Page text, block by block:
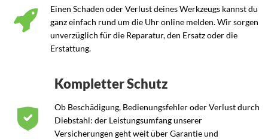
Einen Schaden oder Verlust deines Werkzeugs kannst du
ganz einfach rund um die Uhr online melden. Wir sorgen
unverzüglich für die Reparatur, den Ersatz oder die
Erstattung.
Kompletter Schutz
Ob Beschädigung, Bedienungsfehler oder Verlust durch
Diebstahl: der Leistungsumfang unserer
Versicherungen geht weit über Garantie und